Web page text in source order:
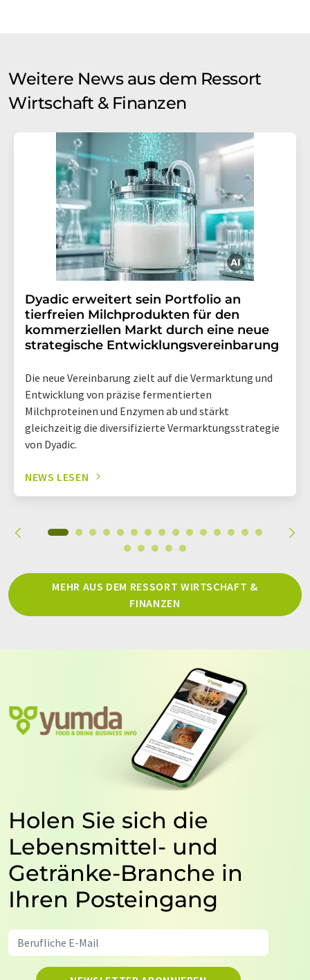
Weitere News aus dem Ressort
Wirtschaft & Finanzen
Dyadic erweitert sein Portfolio an
tierfreien Milchprodukten für den
kommerziellen Markt durch eine neue
strategische Entwicklungsvereinbarung
Die neue Vereinbarung zielt auf die Vermarktung und
Entwicklung von präzise fermentierten
Milchproteinen und Enzymen ab und stärkt
gleichzeitig die diversifizierte Vermarktungsstrategie
von Dyadic.
NEWS LESEN
MEHR AUS DEM RESSORT WIRTSCHAFT &
FINANZEN
Holen Sie sich die
Lebensmittel- und
Getränke-Branche in
Ihren Posteingang